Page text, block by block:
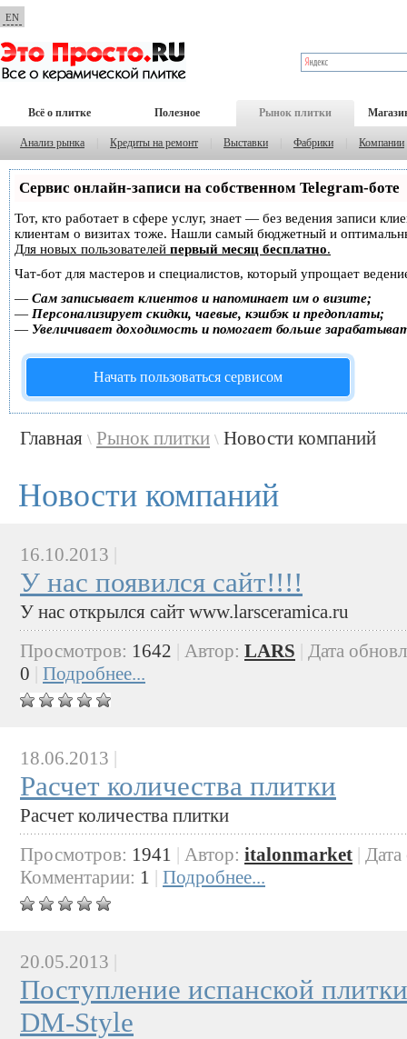
EN
Всё о плитке Полезное Рынок плитки
Анализ рынка Кредиты на ремонт Выставки Фабрики Компании
Сервис онлайн-записи на собственном Telegram-боте
Тот, кто работает в сфере услуг, знает — без ведения записи
клиентам о визитах тоже. Нашли самый бюджетный и
Для новых пользователей первый месяц бесплатно.
Чат-бот для мастеров и специалистов, который упрощает
— Сам записывает клиентов и напоминает им о визите;
— Персонализирует скидки, чаевые, кэшбэк и предоплаты;
— Увеличивает доходимость и помогает больше
Начать пользоваться сервисом
Главная \ Рынок плитки \ Новости компаний
Новости компаний
16.10.2013
У нас появился сайт!!!!
У нас открылся сайт www.larsceramica.ru
Просмотров: 1642 Автор: LARS
Дата
0
Подробнее...
18.06.2013 |
Расчет количества плитки
Расчет количества плитки
Просмотров: 1941 | Автор: italonmarket |
Комментарии: 1 | Подробнее...
20.05.2013
Поступление испанской
DM-Style